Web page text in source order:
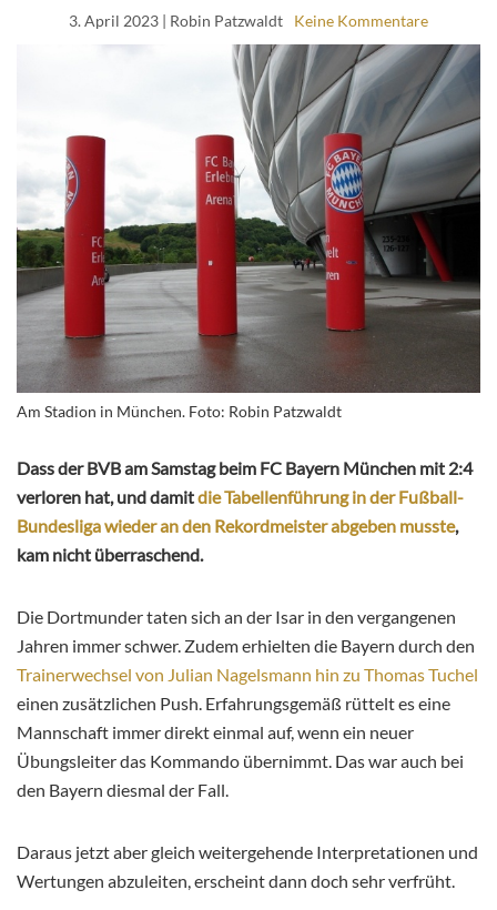
3. April 2023 | Robin Patzwaldt Keine Kommentare
Am Stadion in München. Foto: Robin Patzwaldt
Dass der BVB am Samstag beim FC Bayern München mit 2:4
verloren hat, und damitdie Tabellenführung in der Fußball-
Bundesliga wieder an den Rekordmeister abgeben musste,
kam nicht überraschend.
Die Dortmunder taten sich an der Isar in den vergangenen
Jahren immer schwer. Zudem erhielten die Bayern durch den
Trainerwechsel von Julian Nagelsmann hin zu Thomas Tuchel
einen zusätzlichen Push. Erfahrungsgemäß rüttelt es eine
Mannschaft immer direkt einmal auf, wenn ein neuer
Übungsleiter das Kommando übernimmt. Das war auch bei
den Bayern diesmal der Fall.
Daraus jetzt aber gleich weitergehende Interpretationen und
Wertungen abzuleiten, erscheint dann doch sehr verfrüht.